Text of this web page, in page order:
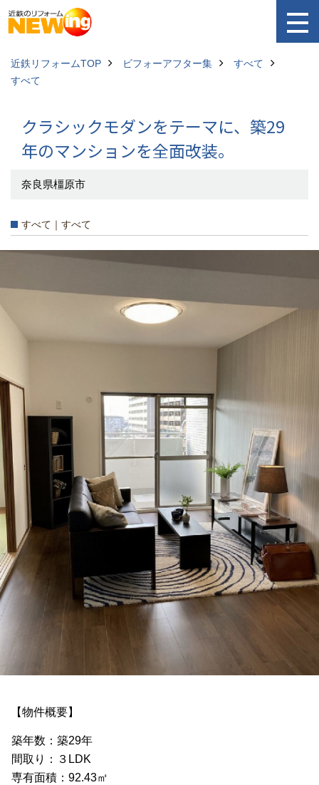
近鉄リフォームTOP ビフォーアフター集
すべて
すべて
クラシックモダンをテーマに、築29
年のマンションを全面改装。
奈良県橿原市
すべて｜すべて
【物件概要】
築年数：築29年
間取り：３LDK
専有面積：92.43㎡